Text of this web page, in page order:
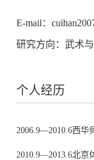
E-mail：
研究方向：武术
个人经历
2006.9—2010.6西华
2010.9—2013.6北京